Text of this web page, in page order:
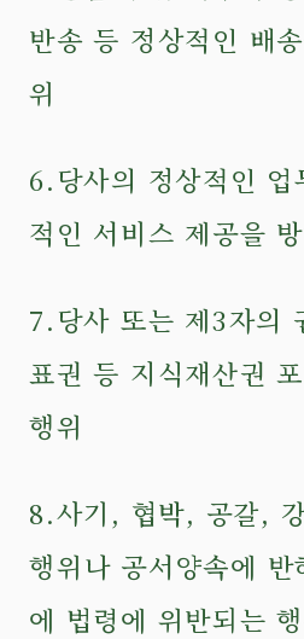
반송 등 정상적인 배
위
6.당사의 정상적인
적인 서비스 제공을
7.당사 또는 제3자의
표권 등 지식재산권
행위
8.사기, 협박, 공갈,
행위나 공서양속에
에 법령에 위반되는